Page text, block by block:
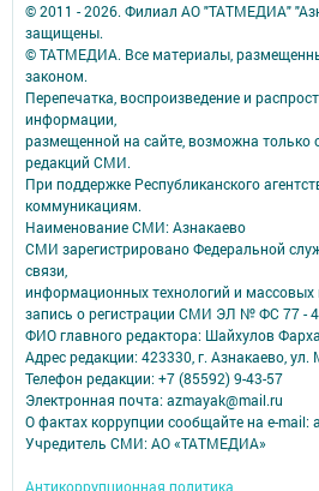
© 2011 - 2026. Филиал АО "ТАТМЕДИА"
защищены.
© ТАТМЕДИА. Все материалы,
законом.
Перепечатка, воспроизведение и
информации,
размещенной на сайте, возможна только
редакций СМИ.
При поддержке Республиканского
коммуникациям.
Наименование СМИ: Азнакаево
СМИ зарегистрировано Федеральной
связи,
информационных технологий и
запись о регистрации СМИ ЭЛ № ФС 77 -
ФИО главного редактора: Шайхулов
Адрес редакции: 423330, г. Азнакаево,
Телефон редакции: +7 (85592) 9-43-57
Электронная почта: azmayak@mail.ru
О фактах коррупции сообщайте на e-mail:
Учредитель СМИ: АО «ТАТМЕДИА»
Антикоррупционная политика